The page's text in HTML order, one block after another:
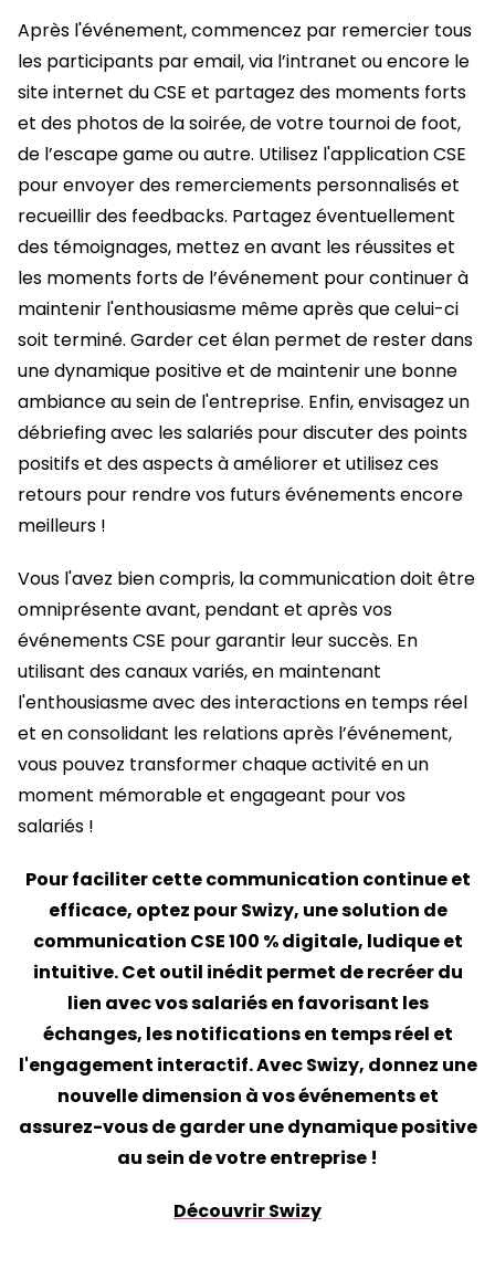
Après l'événement, commencez par remercier tous
les participants par email, via l’intranet ou encore le
site internet du CSE et partagez des moments forts
et des photos de la soirée, de votre tournoi de foot,
de l’escape game ou autre. Utilisez l'application CSE
pour envoyer des remerciements personnalisés et
recueillir des feedbacks. Partagez éventuellement
des témoignages, mettez en avant les réussites et
les moments forts de l’événement pour continuer à
maintenir l'enthousiasme même après que celui-ci
soit terminé. Garder cet élan permet de rester dans
une dynamique positive et de maintenir une bonne
ambiance au sein de l'entreprise. Enfin, envisagez un
débriefing avec les salariés pour discuter des points
positifs et des aspects à améliorer et utilisez ces
retours pour rendre vos futurs événements encore
meilleurs !
Vous l'avez bien compris, la communication doit être
omniprésente avant, pendant et après vos
événements CSE pour garantir leur succès. En
utilisant des canaux variés, en maintenant
l'enthousiasme avec des interactions en temps réel
et en consolidant les relations après l’événement,
vous pouvez transformer chaque activité en un
moment mémorable et engageant pour vos
salariés !
Pour faciliter cette communication continue et
efficace, optez pour Swizy, une solution de
communication CSE 100 % digitale, ludique et
intuitive. Cet outil inédit permet de recréer du
lien avec vos salariés en favorisant les
échanges, les notifications en temps réel et
l'engagement interactif. Avec Swizy, donnez une
nouvelle dimension à vos événements et
assurez-vous de garder une dynamique positive
au sein de votre entreprise !
Découvrir Swizy